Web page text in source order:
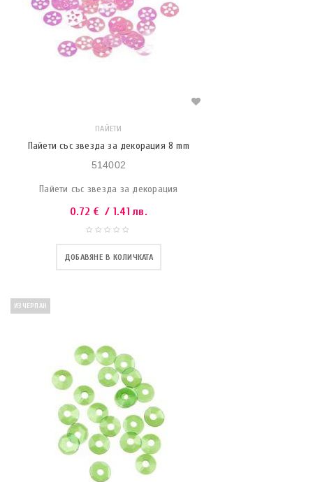
ПАЙЕТИ
Пайети със звезда за декорация 8 mm
514002
Пайети със звезда за декорация
0.72 € / 1.41 лв.
ДОБАВЯНЕ В КОЛИЧКАТА
ИЗЧЕРПАН